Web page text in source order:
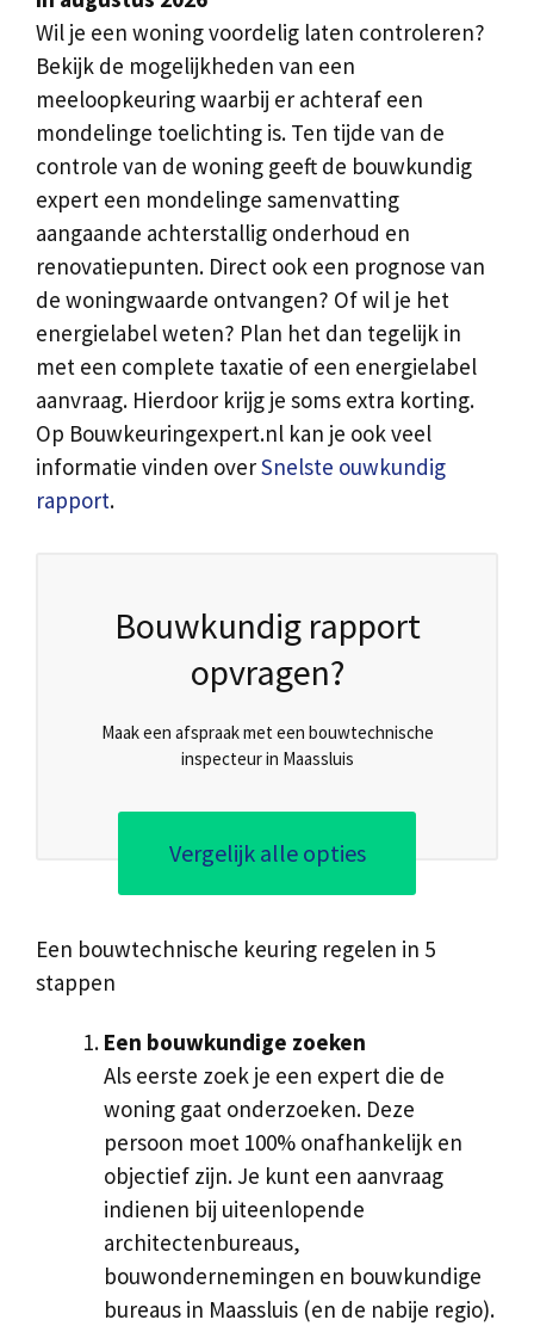
Wil je een woning voordelig laten controleren?
Bekijk de mogelijkheden van een
meeloopkeuring waarbij er achteraf een
mondelinge toelichting is. Ten tijde van de
controle van de woning geeft de bouwkundig
expert een mondelinge samenvatting
aangaande achterstallig onderhoud en
renovatiepunten. Direct ook een prognose van
de woningwaarde ontvangen? Of wil je het
energielabel weten? Plan het dan tegelijk in
met een complete taxatie of een energielabel
aanvraag. Hierdoor krijg je soms extra korting.
Op Bouwkeuringexpert.nl kan je ook veel
informatie vinden overSnelste ouwkundig
rapport.
Bouwkundig rapport
opvragen?
Maak een afspraak met een bouwtechnische
inspecteur in Maassluis
Vergelijk alle opties
Een bouwtechnische keuring regelen in 5
stappen
Een bouwkundige zoeken
Als eerste zoek je een expert die de
woning gaat onderzoeken. Deze
persoon moet 100% onafhankelijk en
objectief zijn. Je kunt een aanvraag
indienen bij uiteenlopende
architectenbureaus,
bouwondernemingen en bouwkundige
bureaus in Maassluis (en de nabije regio).